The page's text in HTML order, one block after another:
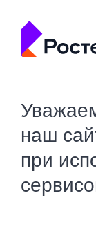
наш
при